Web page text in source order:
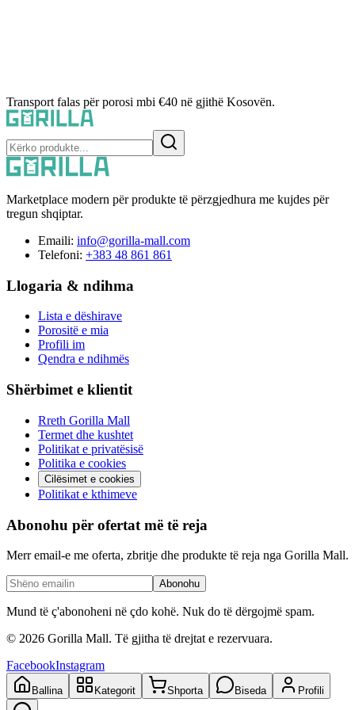
Transport falas për porosi mbi €40 në gjithë Kosovën.
Marketplace modern për produkte të përzgjedhura me kujdes për
tregun shqiptar.
Emaili: info@gorilla-mall.com
Telefoni: +383 48 861 861
Llogaria & ndihma
Lista e dëshirave
Porositë e mia
Profili im
Qendra e ndihmës
Shërbimet e klientit
Rreth Gorilla Mall
Termet dhe kushtet
Politikat e privatësisë
Politika e cookies
Cilësimet e cookies
Politikat e kthimeve
Abonohu për ofertat më të reja
Merr email-e me oferta, zbritje dhe produkte të reja nga Gorilla Mall.
Abonohu
Mund të ç'abonoheni në çdo kohë. Nuk do të dërgojmë spam.
© 2026 Gorilla Mall. Të gjitha të drejtat e rezervuara.
FacebookInstagram
Ballina Kategorit Shporta Biseda Profili